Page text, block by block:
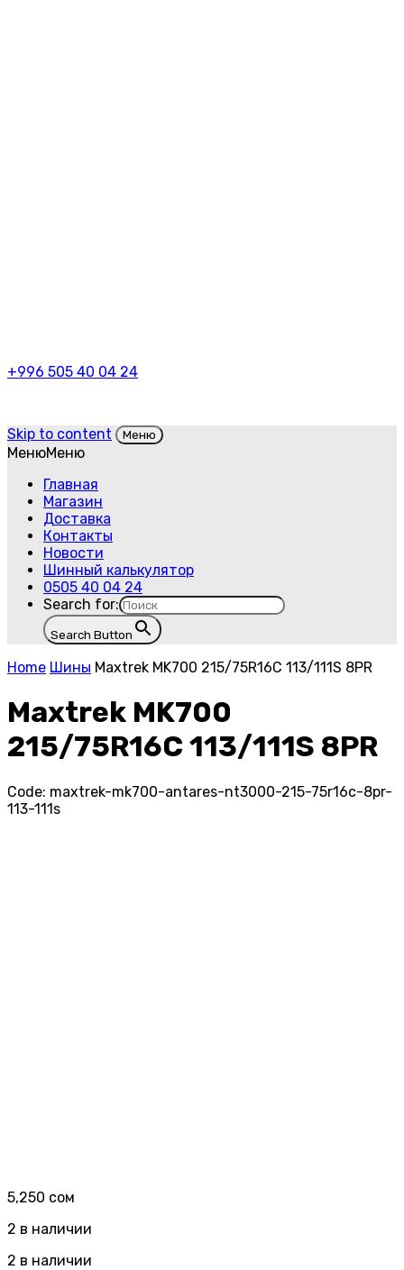
+996 505 40 04 24
Skip to content Меню
МенюМеню
Главная
Магазин
Доставка
Контакты
Новости
Шинный калькулятор
0505 40 04 24
Search for:
Search Button
Home Шины Maxtrek MK700 215/75R16C 113/111S 8PR
Maxtrek MK700
215/75R16C 113/111S 8PR
Code: maxtrek-mk700-antares-nt3000-215-75r16c-8pr-
113-111s
5,250 сом
2 в наличии
2 в наличии